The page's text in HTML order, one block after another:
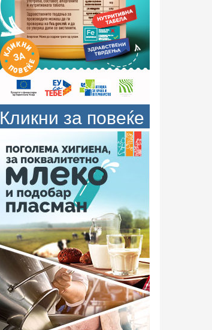
Кликни за повеќе